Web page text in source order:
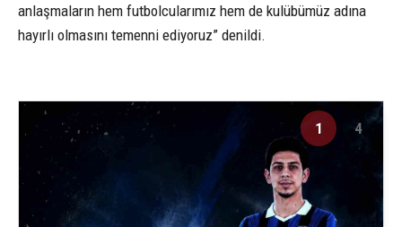
anlaşmaların hem futbolcularımız hem de kulübümüz adına
hayırlı olmasını temenni ediyoruz” denildi.
1 4